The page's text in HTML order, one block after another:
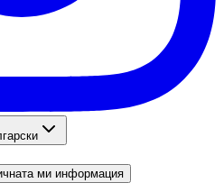
ми информация